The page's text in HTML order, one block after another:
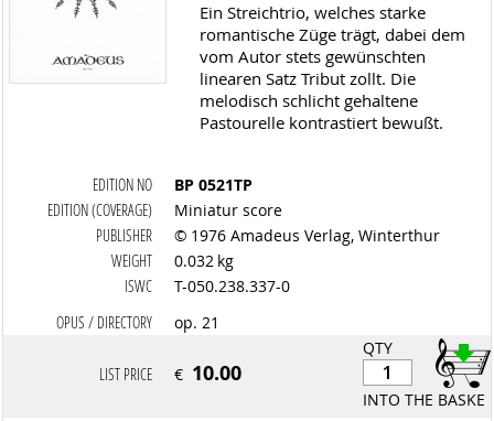
Ein Streichtrio, welches starke
romantische Züge trägt, dabei dem
vom Autor stets gewünschten
linearen Satz Tribut zollt. Die
melodisch schlicht gehaltene
Pastourelle kontrastiert bewußt.
EDITION NO
BP 0521TP
EDITION (COVERAGE)
Miniatur score
PUBLISHER
© 1976 Amadeus Verlag, Winterthur
WEIGHT
0.032 kg
ISWC
T-050.238.337-0
OPUS / DIRECTORY
op. 21
QTY
INTO THE BASKET
LIST PRICE € 10.00